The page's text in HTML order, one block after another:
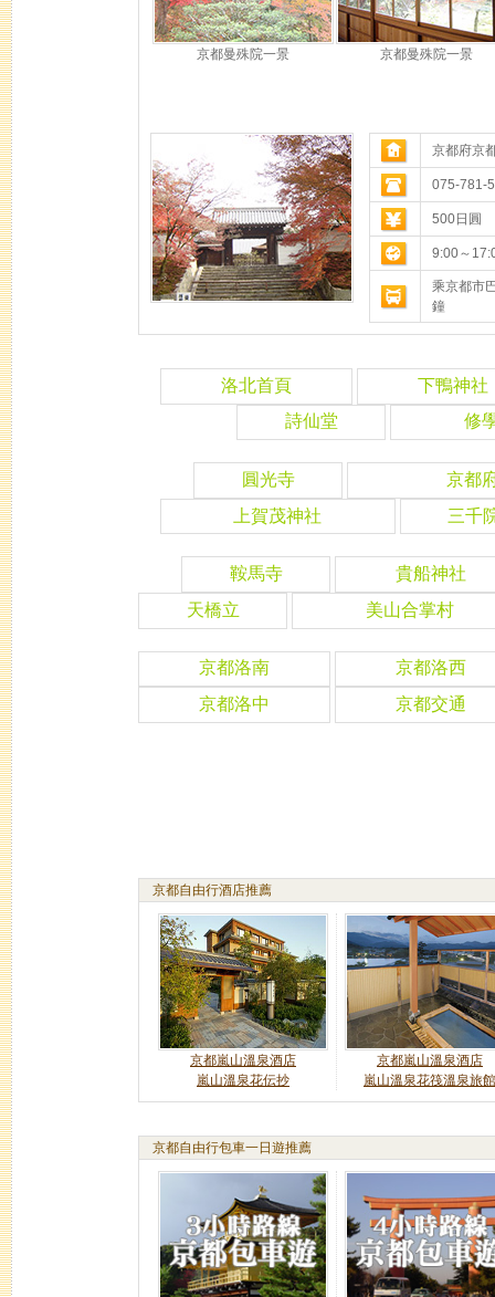
京都曼殊院一景 京都曼殊院一景
京都府京
075-781-
500日圓
9:00～
乘京都市
鐘
洛北首頁
下鴨神社
詩仙堂
修
圓光寺
京都
上賀茂神社
三千
鞍馬寺
貴船神社
天橋立
美山合掌村
京都洛南
京都洛西
京都洛中
京都交通
京都自由行酒店推薦
京都嵐山溫泉酒店
嵐山溫泉花伝抄
京都嵐山溫泉酒店
嵐山溫泉花筏溫泉旅館
京都自由行包車一日遊推薦